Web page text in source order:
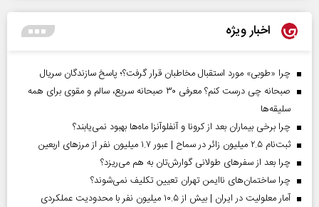
اخبار ویژه
چرا «طوبی» مورد استقبال مخاطبان قرار گرفت؟؛ پاسخ سازندگان سریال
صبحانه چی درست کنم؟ معرفی ۳۰ صبحانه سریع، سالم و مقوی برای همه
سلیقه‌ها
چرا برخی بیماران بعد از کرونا و آنفلوآنزا ماه‌ها بهبود نمی‌یابند؟
ثبت‌نام ۲.۵ میلیون زائر در سماح | عبور ۱.۷ میلیون نفر از مرز‌های اربعین
چرا بعد از سفرهای طولانی گوارش‌تان به هم می‌ریزد؟
چرا ساختمان‌های ناایمن تهران تعیین تکلیف نمی‌شوند؟
آمار معلولیت در ایران | بیش از ۱۰.۵ میلیون نفر با محدودیت عملکردی